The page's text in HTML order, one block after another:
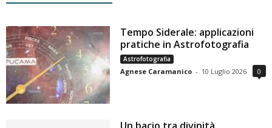
Tempo Siderale: applicazioni
pratiche in Astrofotografia
Astrofotografia
Agnese Caramanico - 10 Luglio 2026 0